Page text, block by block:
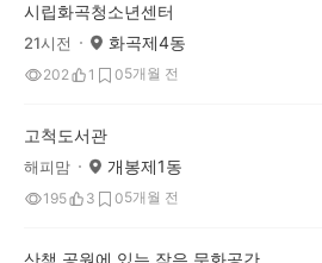
시립화곡청소년센터
21시전 화곡제4동
202 1 05개월 전
고척도서관
해피맘 개봉제1동
195 3 05개월 전
산책 공원에 있는 작은 문화공간